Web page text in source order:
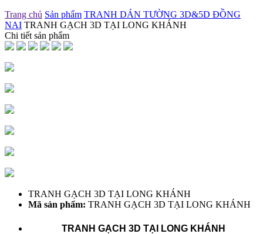
Trang chủ Sản phẩm TRANH DÁN TƯỜNG 3D&5D ĐỒNG
NAI TRANH GẠCH 3D TẠI LONG KHÁNH
Chi tiết sản phẩm
TRANH GẠCH 3D TẠI LONG KHÁNH
Mã sản phẩm: TRANH GẠCH 3D TẠI LONG KHÁNH
TRANH GẠCH 3D TẠI LONG KHÁNH